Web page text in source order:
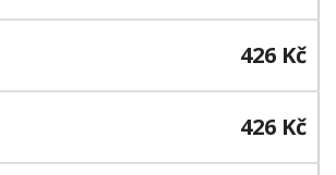
426 Kč
426 Kč